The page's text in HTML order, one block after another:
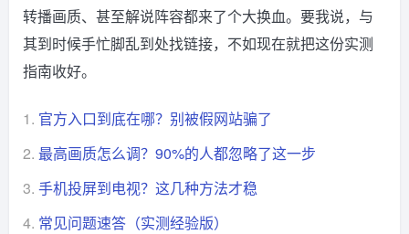
转播画质、甚至解说阵容都来了个大换血。要我说，与
其到时候手忙脚乱到处找链接，不如现在就把这份实测
指南收好。
1. 官方入口到底在哪？别被假网站骗了
2. 最高画质怎么调？90%的人都忽略了这一步
3. 手机投屏到电视？这几种方法才稳
4. 常见问题速答（实测经验版）